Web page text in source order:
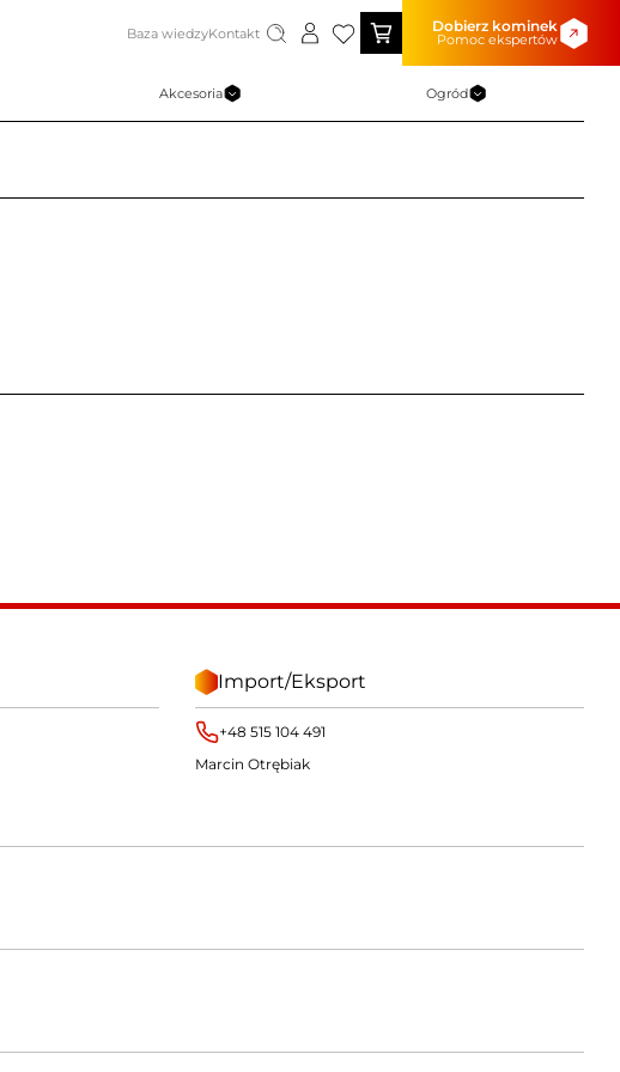
Baza wiedzyKontakt Dobierz kominek
Pomoc ekspertów
Akcesoria Ogród
Import/Eksport
+48 515 104 491
Marcin Otrębiak